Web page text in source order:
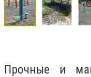
Прочные и